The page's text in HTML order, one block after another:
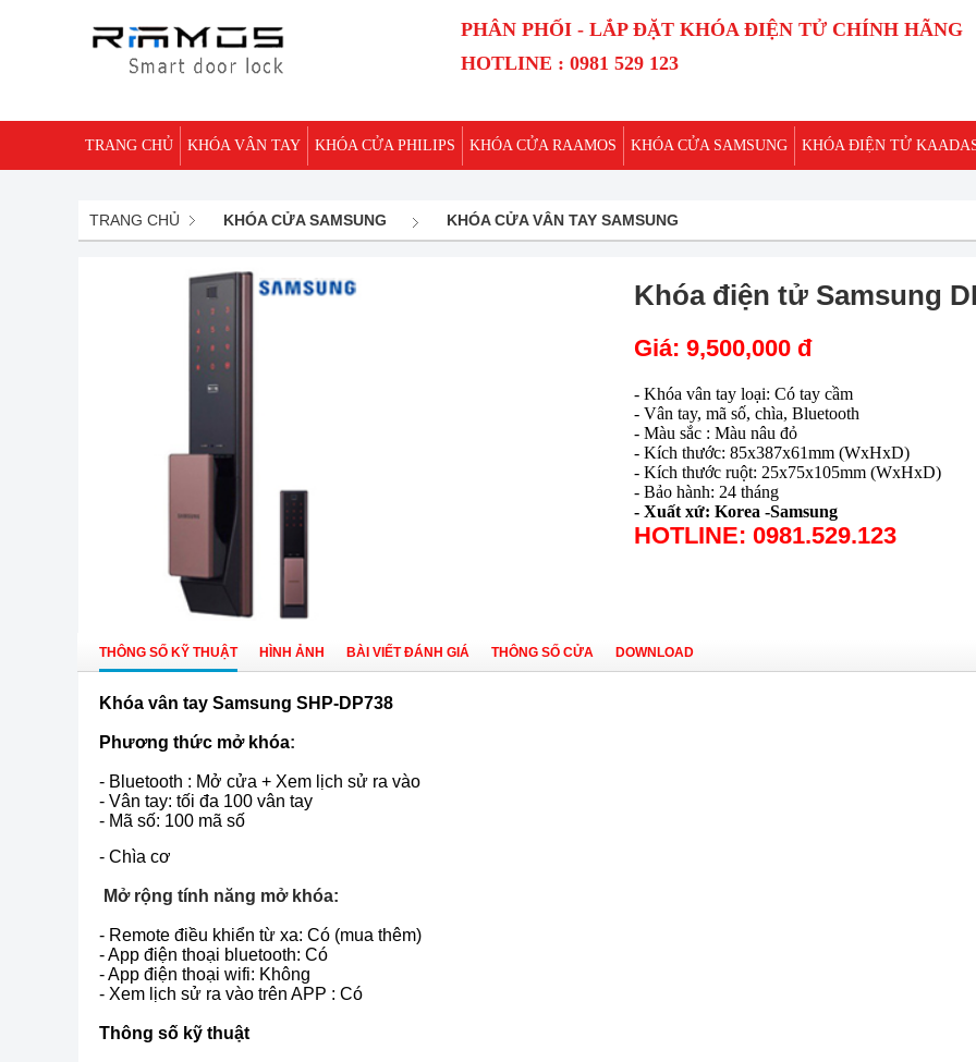
PHÂN PHỐI - LẮP ĐẶT KHÓA ĐIỆN TỬ CHÍNH HÃNG
HOTLINE : 0981 529 123
TRANG CHỦ KHÓA VÂN TAY KHÓA CỬA PHILIPS KHÓA CỬA RAAMOS KHÓA CỬA SAMSUNG KHÓA ĐIỆN TỬ
TRANG CHỦ KHÓA CỬA SAMSUNG KHÓA CỬA VÂN TAY SAMSUNG
Khóa điện tử Samsung
Giá: 9,500,000 đ
- Khóa vân tay loại: Có tay cầm
- Vân tay, mã số, chìa, Bluetooth
- Màu sắc : Màu nâu đỏ
- Kích thước: 85x387x61mm (WxHxD)
- Kích thước ruột: 25x75x105mm (WxHxD)
- Bảo hành: 24 tháng
- Xuất xứ: Korea -Samsung
HOTLINE: 0981.529.123
THÔNG SỐ KỸ THUẬT HÌNH ẢNH BÀI VIẾT ĐÁNH GIÁ THÔNG SỐ CỬA DOWNLOAD
Khóa vân tay Samsung SHP-DP738
Phương thức mở khóa:
- Bluetooth : Mở cửa + Xem lịch sử ra vào
- Vân tay: tối đa 100 vân tay
- Mã số: 100 mã số
- Chìa cơ
Mở rộng tính năng mở khóa:
- Remote điều khiển từ xa: Có (mua thêm)
- App điện thoại bluetooth: Có
- App điện thoại wifi: Không
- Xem lịch sử ra vào trên APP : Có
Thông số kỹ thuật